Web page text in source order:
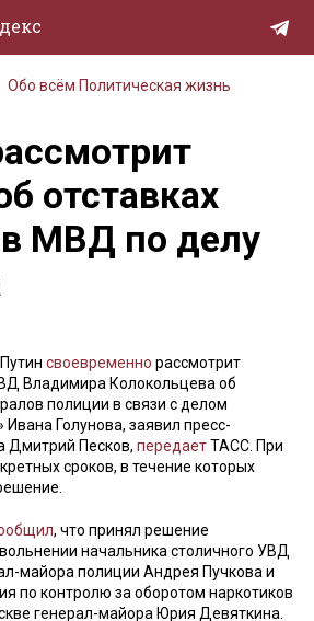
Обо всём Политическая жизнь
отставках
МВД по делу
своевременно рассмотрит
Владимира Колокольцева об
полиции в связи с делом
Голунова, заявил пресс-
Дмитрий Песков, передаетТАСС. При
сроков, в течение которых
, что принял решение
начальника столичного УВД
майора полиции Андрея Пучкова и
по контролю за оборотом наркотиков
генерал-майора Юрия Девяткина.